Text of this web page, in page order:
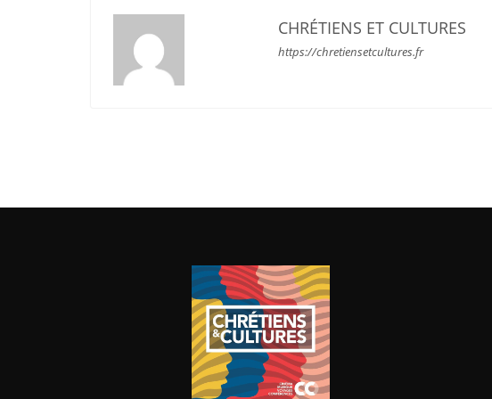
CHRÉTIENS ET CULTURES
https://chretiensetcultures.fr